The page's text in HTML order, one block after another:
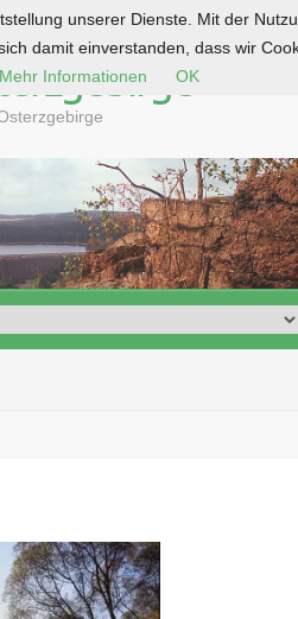
unserer Dienste. Mit der
damit einverstanden, dass wir
Mehr Informationen OK